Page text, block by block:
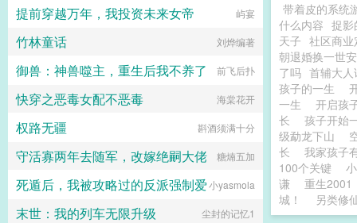
带着皮的系统
什么内容 捉影
天子 社区商业
朝退婚换一世
了吗 首辅大
孩子的一生
一生
开启孩
长
孩子开始
级勐龙下山
长
我家孩子
100个关键
谦
重生2001
城！
另类修
提前穿越万年，我投资未来女帝 屿宴
竹林童话 刘烨编著
御兽：神兽噬主，重生后我不养了 前飞后扑
快穿之恶毒女配不恶毒 海棠花开
权路无疆 斟酒须满十分
守活寡两年去随军，改嫁绝嗣大佬 糖煵五加
死遁后，我被攻略过的反派强制爱小yasmola
末世：我的列车无限升级 尘封的记忆1